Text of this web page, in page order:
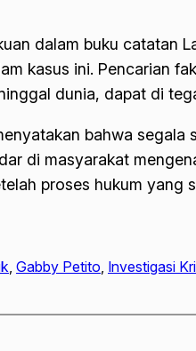
dalam buku catatan
kasus ini. Pencarian
dunia, dapat di
bahwa
di masyarakat
proses hukum yang
, Gabby Petito, Investigasi